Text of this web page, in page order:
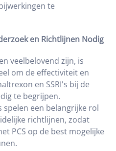
te
en Richtlijnen Nodig
veelbelovend zijn, is
om de effectiviteit en
en SSRI's bij de
te begrijpen.
een belangrijke rol
richtlijnen, zodat
PCS op de best mogelijke